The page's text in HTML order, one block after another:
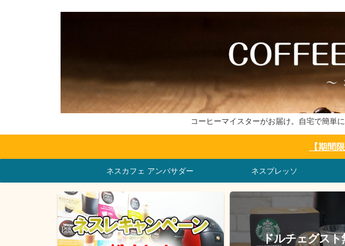
コーヒーマイスターがお届け。自宅で簡単
【期間
ネスカフェ アンバサダー ネスプレッソ
ドルチェグスト